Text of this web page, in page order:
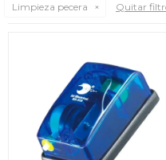
Limpieza pecera
Quitar